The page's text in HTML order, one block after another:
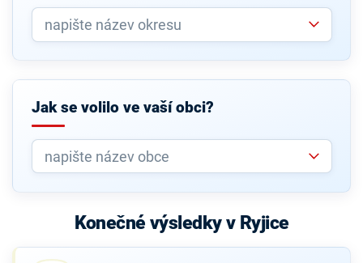
Jak se volilo ve vaší obci?
Konečné výsledky v Ryjice